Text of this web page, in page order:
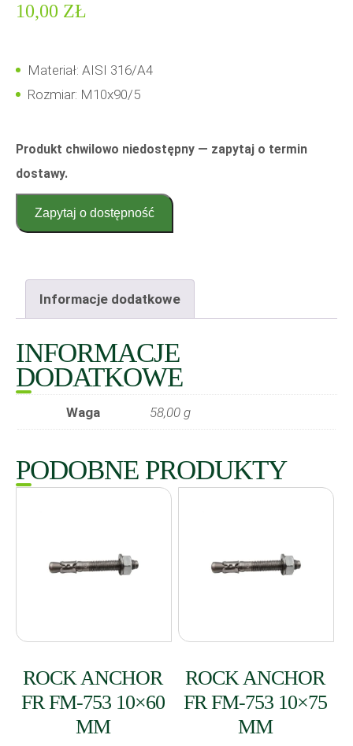
10,00 ZŁ
Materiał: AISI 316/A4
Rozmiar: M10x90/5
Produkt chwilowo niedostępny — zapytaj o termin
dostawy.
Zapytaj o dostępność
Informacje dodatkowe
INFORMACJE
DODATKOWE
Waga 58,00 g
PODOBNE PRODUKTY
ROCK ANCHOR
FR FM-753 10×60
MM
ROCK ANCHOR
FR FM-753 10×75
MM